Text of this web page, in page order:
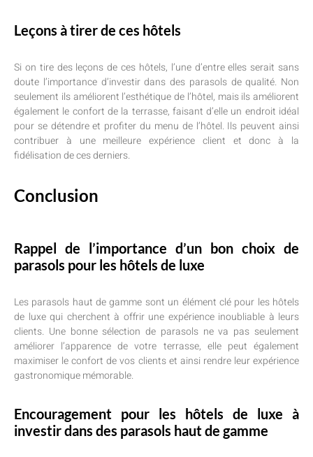
Leçons à tirer de ces hôtels
Si on tire des leçons de ces hôtels, l’une d’entre elles serait sans
doute l’importance d’investir dans des parasols de qualité. Non
seulement ils améliorent l’esthétique de l’hôtel, mais ils améliorent
également le confort de la terrasse, faisant d’elle un endroit idéal
pour se détendre et profiter du menu de l’hôtel. Ils peuvent ainsi
contribuer à une meilleure expérience client et donc à la
fidélisation de ces derniers.
Conclusion
Rappel de l’importance d’un bon choix de
parasols pour les hôtels de luxe
Les parasols haut de gamme sont un élément clé pour les hôtels
de luxe qui cherchent à offrir une expérience inoubliable à leurs
clients. Une bonne sélection de parasols ne va pas seulement
améliorer l’apparence de votre terrasse, elle peut également
maximiser le confort de vos clients et ainsi rendre leur expérience
gastronomique mémorable.
Encouragement pour les hôtels de luxe à
investir dans des parasols haut de gamme